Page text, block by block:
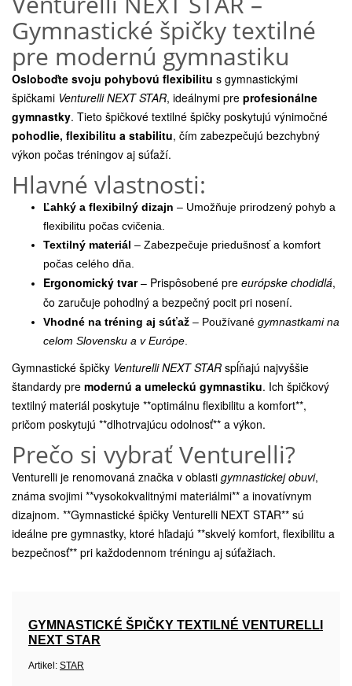
Gymnastické špičky textilné
pre modernú gymnastiku
Osloboďte svoju pohybovú flexibilitu s gymnastickými
špičkami Venturelli NEXT STAR, ideálnymi pre profesionálne
gymnastky. Tieto špičkové textilné špičky poskytujú výnimočné
pohodlie, flexibilitu a stabilitu, čím zabezpečujú bezchybný
výkon počas tréningov aj súťaží.
Hlavné vlastnosti:
Ľahký a flexibilný dizajn – Umožňuje prirodzený pohyb a
flexibilitu počas cvičenia.
Textilný materiál – Zabezpečuje priedušnosť a komfort
počas celého dňa.
Ergonomický tvar– Prispôsobené pre európske chodidlá,
čo zaručuje pohodlný a bezpečný pocit pri nosení.
Vhodné na tréning aj súťaž – Používané gymnastkami na
celom Slovensku a v Európe
Gymnastické špičky Venturelli NEXT STAR spĺňajú najvyššie
štandardy pre modernú a umeleckú gymnastiku. Ich špičkový
textilný materiál poskytuje **optimálnu flexibilitu a komfort**,
pričom poskytujú **dlhotrvajúcu odolnosť** a výkon.
Prečo si vybrať Venturelli?
Venturelli je renomovaná značka v oblasti gymnastickej obuvi,
známa svojimi **vysokokvalitnými materiálmi** a inovatívnym
dizajnom. **Gymnastické špičky Venturelli NEXT STAR** sú
ideálne pre gymnastky, ktoré hľadajú **skvelý komfort, flexibilitu a
bezpečnosť** pri každodennom tréningu aj súťažiach.
GYMNASTICKÉ ŠPIČKY TEXTILNÉ VENTURELLI
NEXT STAR
Artikel: STAR